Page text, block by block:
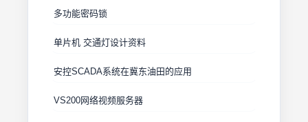
多功能密码锁
单片机 交通灯设计资料
安控SCADA系统在冀东油田的应用
VS200网络视频服务器